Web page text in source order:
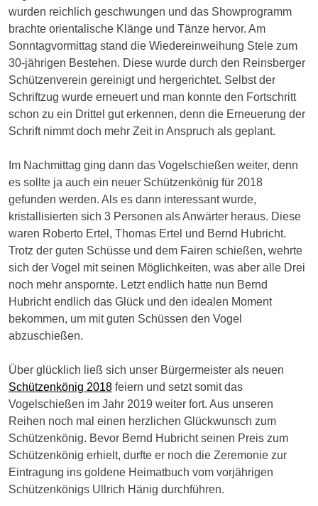
wurden reichlich geschwungen und das Showprogramm
brachte orientalische Klänge und Tänze hervor. Am
Sonntagvormittag stand die Wiedereinweihung Stele zum
30-jährigen Bestehen. Diese wurde durch den Reinsberger
Schützenverein gereinigt und hergerichtet. Selbst der
Schriftzug wurde erneuert und man konnte den Fortschritt
schon zu ein Drittel gut erkennen, denn die Erneuerung der
Schrift nimmt doch mehr Zeit in Anspruch als geplant.
Im Nachmittag ging dann das Vogelschießen weiter, denn
es sollte ja auch ein neuer Schützenkönig für 2018
gefunden werden. Als es dann interessant wurde,
kristallisierten sich 3 Personen als Anwärter heraus. Diese
waren Roberto Ertel, Thomas Ertel und Bernd Hubricht.
Trotz der guten Schüsse und dem Fairen schießen, wehrte
sich der Vogel mit seinen Möglichkeiten, was aber alle Drei
noch mehr anspornte. Letzt endlich hatte nun Bernd
Hubricht endlich das Glück und den idealen Moment
bekommen, um mit guten Schüssen den Vogel
abzuschießen.
Über glücklich ließ sich unser Bürgermeister als neuen
Schützenkönig 2018 feiern und setzt somit das
Vogelschießen im Jahr 2019 weiter fort. Aus unseren
Reihen noch mal einen herzlichen Glückwunsch zum
Schützenkönig. Bevor Bernd Hubricht seinen Preis zum
Schützenkönig erhielt, durfte er noch die Zeremonie zur
Eintragung ins goldene Heimatbuch vom vorjährigen
Schützenkönigs Ullrich Hänig durchführen.